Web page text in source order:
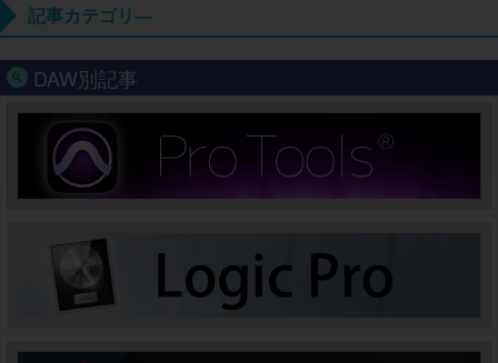
記事カテゴリ―
DAW別記事